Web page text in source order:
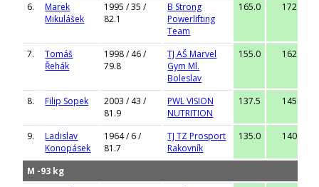
6.
Marek
Mikulášek
1995 / 35 /
82.1
B Strong
Powerlifting
Team
165.0 172.5
7.
Tomáš
Řehák
1998 / 46 /
79.8
TJ AŠ Marvel
Gym Ml.
Boleslav
155.0 162.5
8. Filip Sopek
2003 / 43 /
81.9
PWL VISION
NUTRITION
137.5 145.0
9.
Ladislav
Konopásek
1964 / 6 /
81.7
TJ TZ Prosport
Rakovník
135.0 140.0
M -93 kg